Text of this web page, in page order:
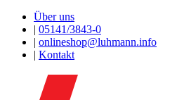
Über uns
| 05141/3843-0
| onlineshop@luhmann.info
| Kontakt